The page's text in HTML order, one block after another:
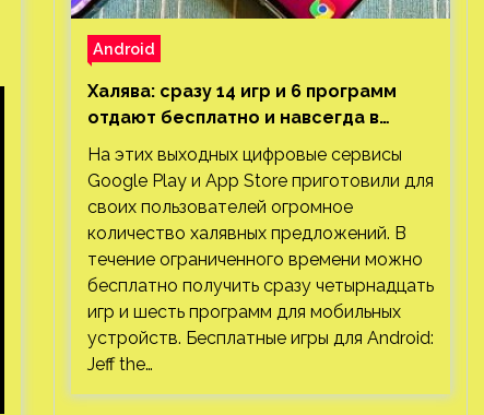
Android
Халява: сразу 14 игр и 6 программ
отдают бесплатно и навсегда в
Google Play и App Store. Есть проект
с 1 млн загрузок
На этих выходных цифровые сервисы
Google Play и App Store приготовили для
своих пользователей огромное
количество халявных предложений. В
течение ограниченного времени можно
бесплатно получить сразу четырнадцать
игр и шесть программ для мобильных
устройств. Бесплатные игры для Android:
Jeff the…